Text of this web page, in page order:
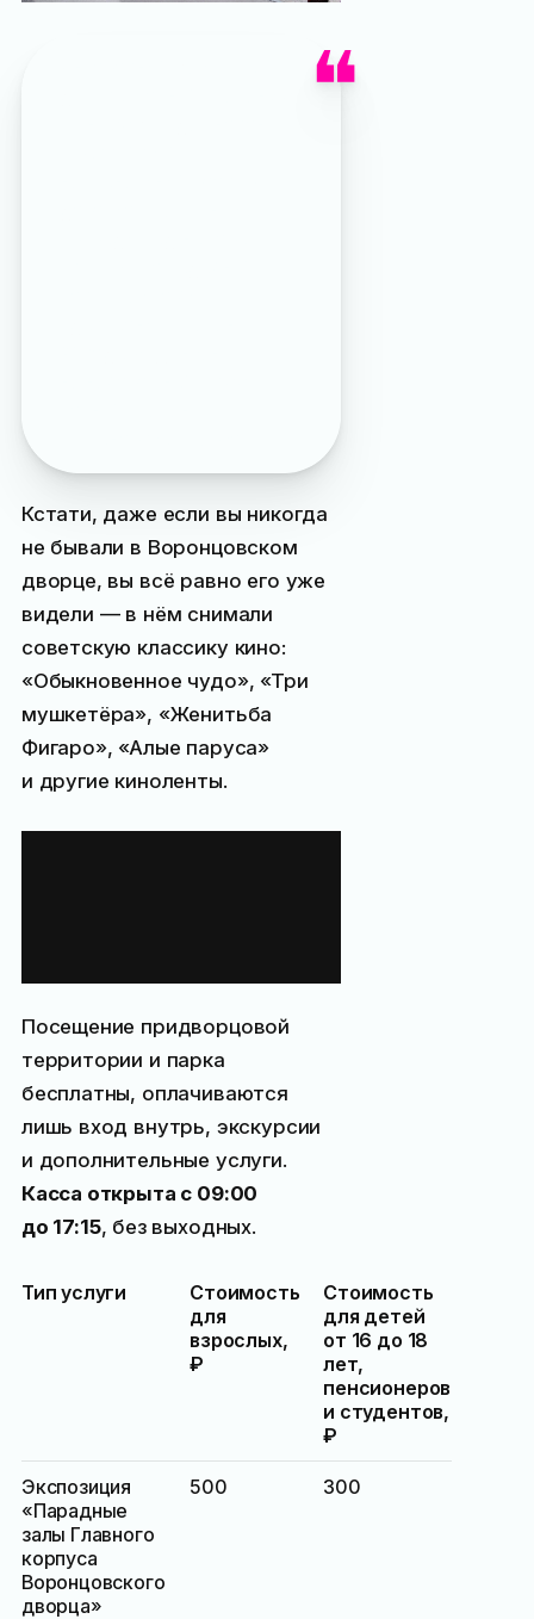
Кстати, даже если вы никогда
не бывали в Воронцовском
дворце, вы всё равно его уже
видели — в нём снимали
советскую классику кино:
«Обыкновенное чудо», «Три
мушкетёра», «Женитьба
Фигаро», «Алые паруса»
и другие киноленты.
Посещение придворцовой
территории и парка
бесплатны, оплачиваются
лишь вход внутрь, экскурсии
и дополнительные услуги.
Касса открыта с 09:00
до 17:15, без выходных.
Тип услуги
Стоимость
для
взрослых,
₽
Стоимость
для детей
от 16 до 18
лет,
пенсионеров
и студентов,
₽
Экспозиция
«Парадные
залы Главного
корпуса
Воронцовского
дворца»
500 300